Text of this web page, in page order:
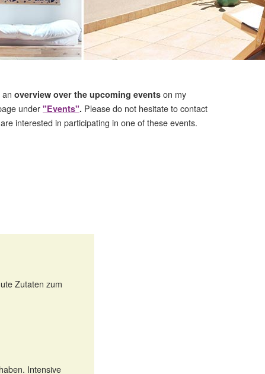
overview over the upcoming eventson my
under"Events". Please do not hesitate to contact
interested in participating in one of these events.
Zutaten zum
Intensive